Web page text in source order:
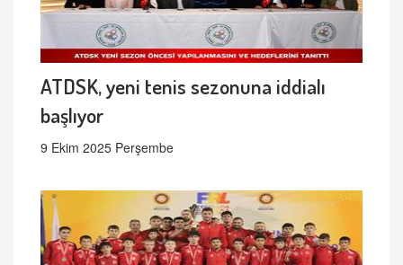
ATDSK, yeni tenis sezonuna iddialı
başlıyor
9 Ekim 2025 Perşembe